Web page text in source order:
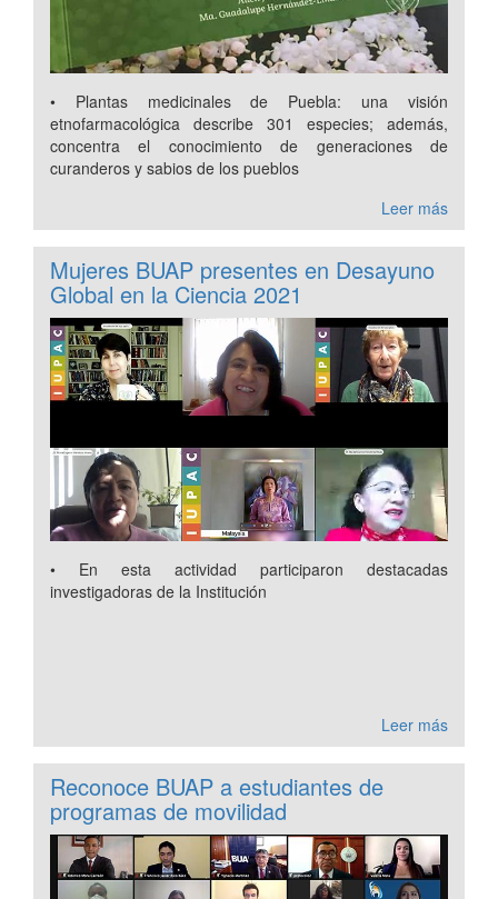
• Plantas medicinales de Puebla: una visión
etnofarmacológica describe 301 especies; además,
concentra el conocimiento de generaciones de
curanderos y sabios de los pueblos
Leer más
Mujeres BUAP presentes en Desayuno
Global en la Ciencia 2021
• En esta actividad participaron destacadas
investigadoras de la Institución
Leer más
Reconoce BUAP a estudiantes de
programas de movilidad